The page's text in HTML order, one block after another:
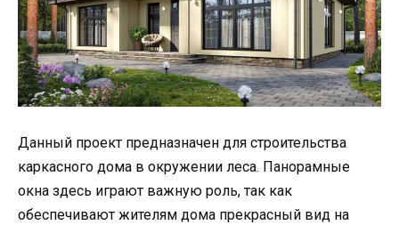
Данный проект предназначен для строительства
каркасного дома в окружении леса. Панорамные
окна здесь играют важную роль, так как
обеспечивают жителям дома прекрасный вид на